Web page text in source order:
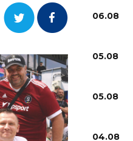
06.08
05.08
05.08
04.08